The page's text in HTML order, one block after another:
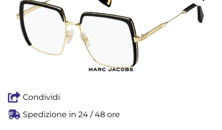
Condividi
Spedizione in 24 / 48 ore